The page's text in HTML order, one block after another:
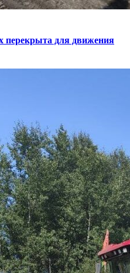
перекрыта для движения